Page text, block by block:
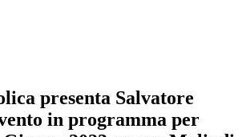
presenta Salvatore
in programma per